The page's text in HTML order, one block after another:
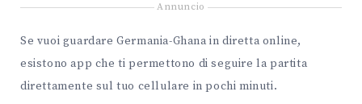
Annuncio
Se vuoi guardare Germania-Ghana in diretta online,
esistono app che ti permettono di seguire la partita
direttamente sul tuo cellulare in pochi minuti.